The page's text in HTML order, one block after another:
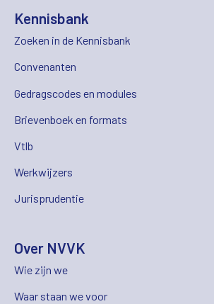
Kennisbank
Zoeken in de Kennisbank
Convenanten
Gedragscodes en modules
Brievenboek en formats
Vtlb
Werkwijzers
Jurisprudentie
Over NVVK
Wie zijn we
Waar staan we voor